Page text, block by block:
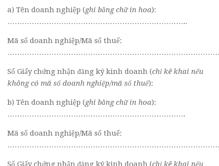
a) Tên doanh nghiệp (ghi bằng chữ in hoa):
………………………………………………………………..
Mã số doanh nghiệp/Mã số thuế:
Số Giấy chứng nhận đăng ký kinh doanh (chỉ kê khai nếu
không có mã số doanh nghiệp/mã số thuế):
b) Tên doanh nghiệp (ghi bằng chữ in hoa):
……………………………………………………………….
Mã số doanh nghiệp/Mã số thuế:
Số Giấy chứng nhận đăng ký kinh doanh (chỉ kê khai nếu